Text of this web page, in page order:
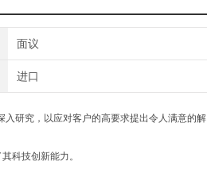
面议
进口
研究，以应对客户的高要求提出令人满意的解
科技创新能力。